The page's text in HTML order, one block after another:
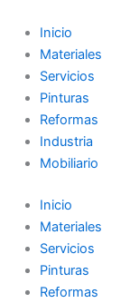
contenido
Inicio
Materiales
Servicios
Pinturas
Reformas
Industria
Mobiliario
Inicio
Materiales
Servicios
Pinturas
Reformas